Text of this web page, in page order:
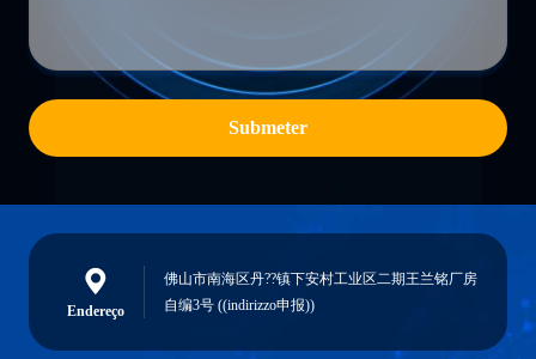
Submeter
Endereço
佛山市南海区丹??镇下安村工业区二期王兰铭厂房
自编3号 ((indirizzo申报))